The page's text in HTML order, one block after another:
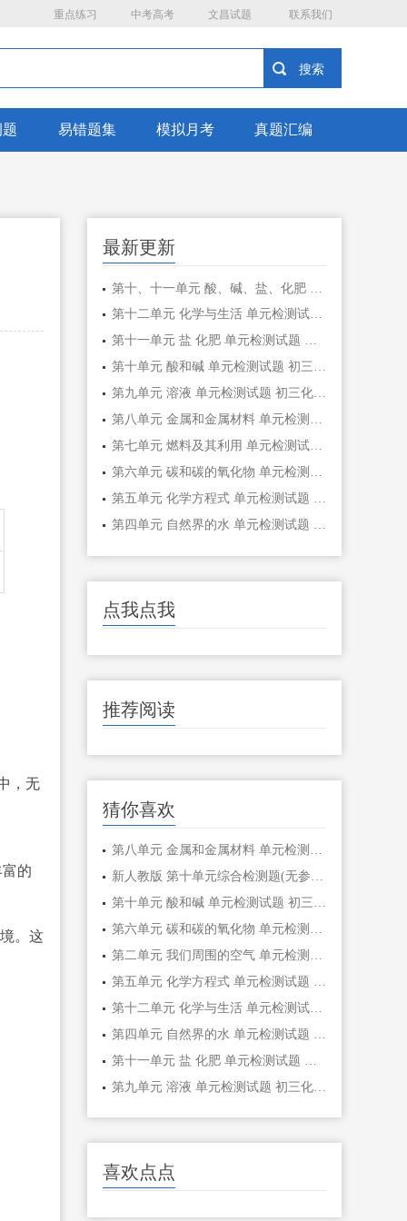
重点练习 中考高考 文昌试题 联系我们
易错题集 模拟月考 真题汇编
，无
。这
最新更新
第十二单元 化学与生活 单元检测试题 初三 化学
第十一单元 盐 化肥 单元检测试题 初三化学
第十单元 酸和碱 单元检测试题 初三化学
第九单元 溶液 单元检测试题 初三化学化学
第八单元 金属和金属材料 单元检测试题 初 三化学
第七单元 燃料及其利用 单元检测试题 初三 化学
第六单元 碳和碳的氧化物 单元检测试题 初 三化学
点我点我
推荐阅读
猜你喜欢
第八单元 金属和金属材料 单元检测试题 初 三化学
新人教版 第十单元综合检测题(无参考答案)
第十单元 酸和碱 单元检测试题 初三化学
第六单元 碳和碳的氧化物 单元检测试题 初 三化学
第二单元 我们周围的空气 单元检测试题 初三化学
第五单元 化学方程式 单元检测试题 初三化学化学
第十二单元 化学与生活 单元检测试题 初三 化学
第九单元 溶液 单元检测试题 初三化学化学
喜欢点点